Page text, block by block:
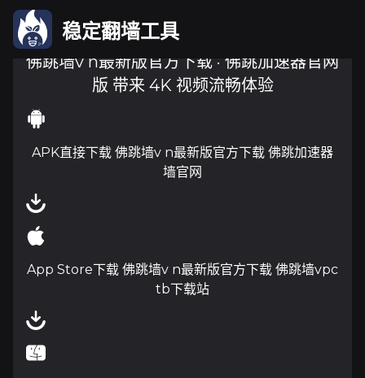
稳定翻墙工具
佛跳墙v n最新版官方下载 · 佛跳加速器官网
版 带来 4K 视频流畅体验
APK直接下载 佛跳墙v n最新版官方下载 佛跳加速器
墙官网
App Store下载 佛跳墙v n最新版官方下载 佛跳墙vpc
tb下载站